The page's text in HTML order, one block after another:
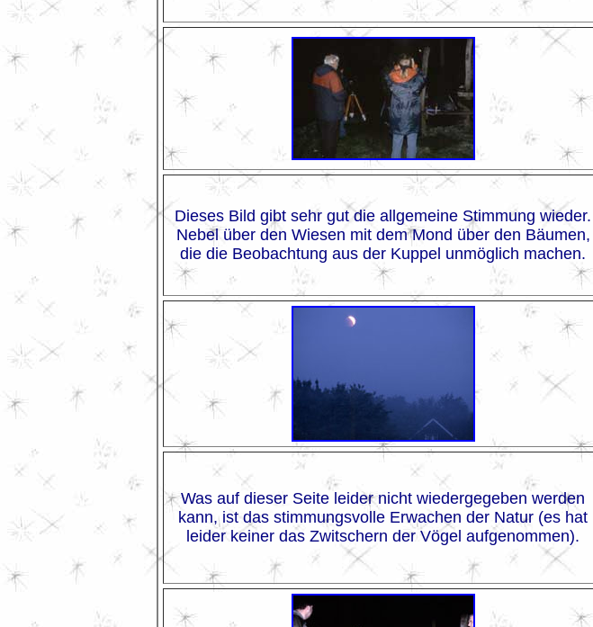
Dieses Bild gibt sehr gut die allgemeine Stimmung wieder.
Nebel über den Wiesen mit dem Mond über den Bäumen,
die die Beobachtung aus der Kuppel unmöglich machen.
Was auf dieser Seite leider nicht wiedergegeben werden
kann, ist das stimmungsvolle Erwachen der Natur (es hat
leider keiner das Zwitschern der Vögel aufgenommen).